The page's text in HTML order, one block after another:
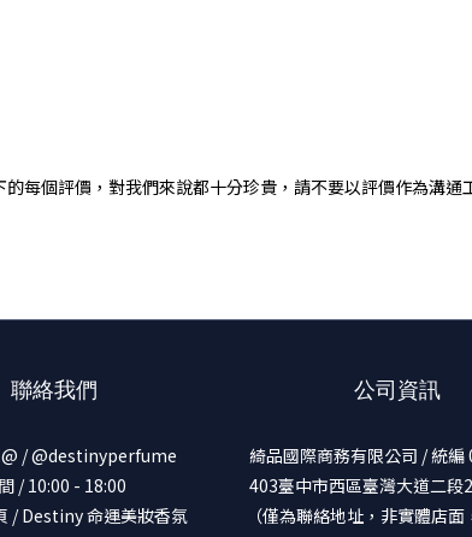
個評價，對我們來說都十分珍貴，請不要以評價作為溝通
聯絡我們
/ @destinyperfume
/ 10:00 - 18:00
/ Destiny 命運美妝香氛
公司資訊
綺品國際商務有限公司 / 統編
403臺中市西區臺灣大道二段
（僅為聯絡地址，非實體店